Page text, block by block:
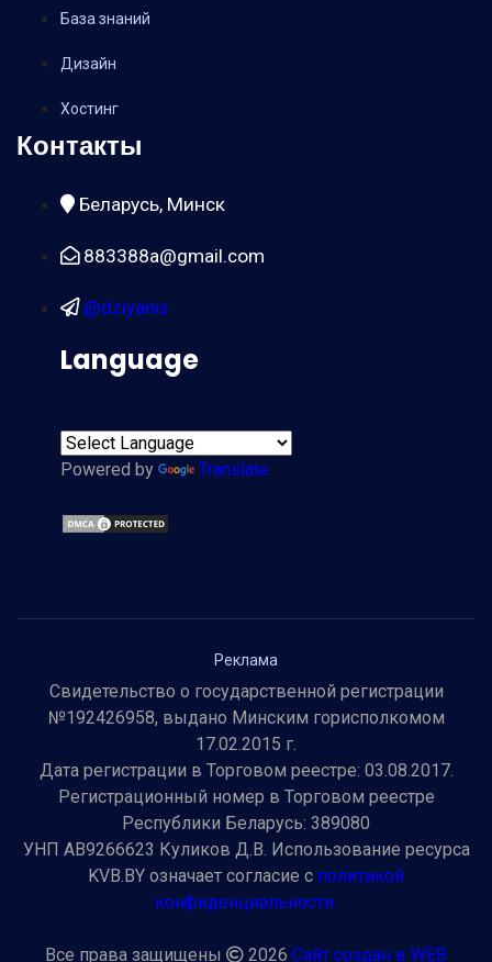
База знаний
Дизайн
Хостинг
Контакты
Беларусь, Минск
883388a@gmail.com
@dziyanis
Language
Powered by Translate
Реклама
Свидетельство о государственной регистрации
№192426958, выдано Минским горисполкомом
17.02.2015 г.
Дата регистрации в Торговом реестре: 03.08.2017.
Регистрационный номер в Торговом реестре
Республики Беларусь: 389080
УНП AB9266623 Куликов Д.В. Использование ресурса
KVB.BY означает согласие с политикой
конфиденциальности.
Все права защищены 2026 Сайт создан в WEB